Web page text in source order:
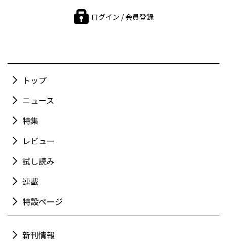
ログイン / 会員登録
トップ
ニュース
特集
レビュー
試し読み
連載
特設ページ
新刊情報